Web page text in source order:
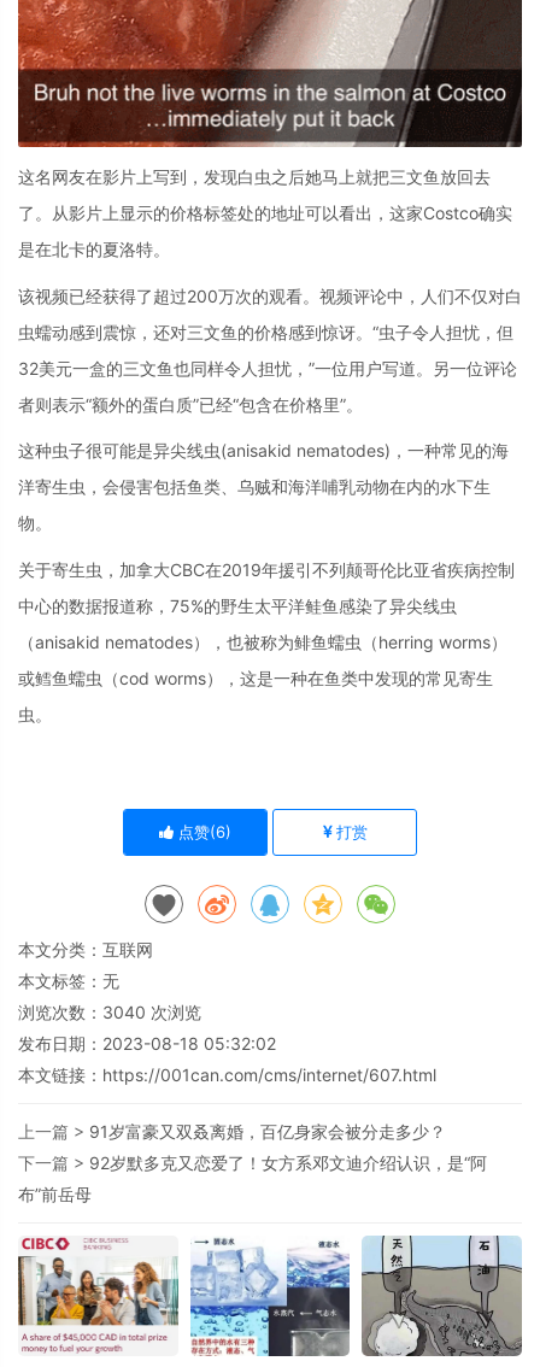
这名网友在影片上写到，发现白虫之后她马上就把三文鱼放回去
了。从影片上显示的价格标签处的地址可以看出，这家Costco确实
是在北卡的夏洛特。
该视频已经获得了超过200万次的观看。视频评论中，人们不仅对白
虫蠕动感到震惊，还对三文鱼的价格感到惊讶。“虫子令人担忧，但
32美元一盒的三文鱼也同样令人担忧，”一位用户写道。另一位评论
者则表示“额外的蛋白质”已经“包含在价格里”。
这种虫子很可能是异尖线虫(anisakid nematodes)，一种常见的海
洋寄生虫，会侵害包括鱼类、乌贼和海洋哺乳动物在内的水下生
物。
关于寄生虫，加拿大CBC在2019年援引不列颠哥伦比亚省疾病控制
中心的数据报道称，75%的野生太平洋鲑鱼感染了异尖线虫
（anisakid nematodes），也被称为鲱鱼蠕虫（herring worms）
或鳕鱼蠕虫（cod worms），这是一种在鱼类中发现的常见寄生
虫。
点赞(6) 打赏
本文分类： 互联网
本文标签：无
浏览次数： 3040 次浏览
发布日期：2023-08-18 05:32:02
本文链接： https://001can.com/cms/internet/607.html
上一篇 > 91岁富豪又双叒离婚，百亿身家会被分走多少？
下一篇 > 92岁默多克又恋爱了！女方系邓文迪介绍认识，是“阿
布”前岳母